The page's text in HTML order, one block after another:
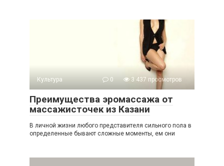
Культура 0 3 437 просмотров
Преимущества эромассажа от
массажисточек из Казани
В личной жизни любого представителя сильного пола в
определенные бывают сложные моменты, ем они